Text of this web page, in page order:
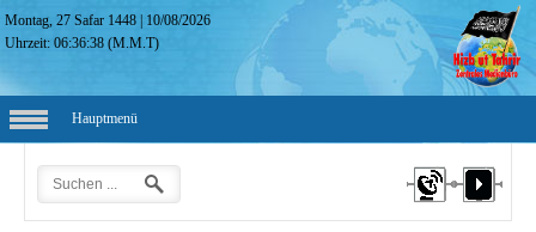
Montag, 27 Safar 1448
10/08/2026
Uhrzeit:06:36:39 (M.M.T)
Hauptmenü